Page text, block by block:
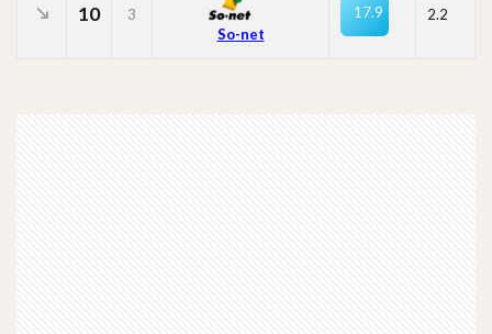
10
3
So-net
17.9 2.2